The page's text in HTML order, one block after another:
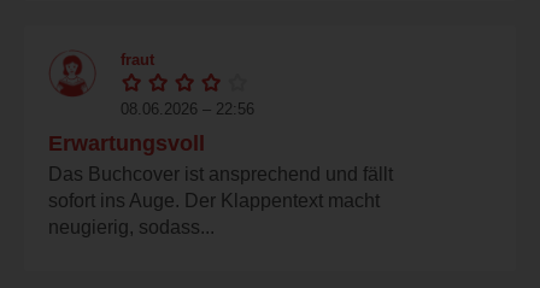
fraut
08.06.2026 – 22:56
Erwartungsvoll
Das Buchcover ist ansprechend und fällt
sofort ins Auge. Der Klappentext macht
neugierig, sodass...